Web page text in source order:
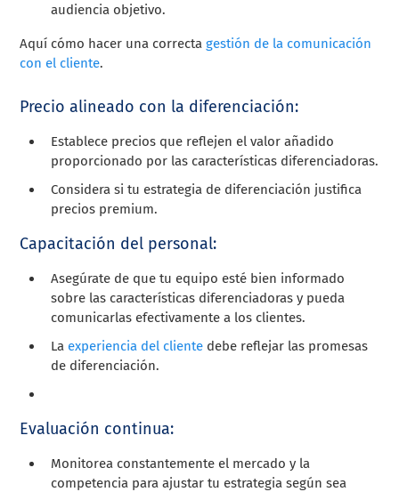
audiencia objetivo.
Aquí cómo hacer una correctagestión de la comunicación
con el cliente.
Precio alineado con la diferenciación:
Establece precios que reflejen el valor añadido
proporcionado por las características diferenciadoras.
Considera si tu estrategia de diferenciación justifica
precios premium.
Capacitación del personal:
Asegúrate de que tu equipo esté bien informado
sobre las características diferenciadoras y pueda
comunicarlas efectivamente a los clientes.
La experiencia del cliente debe reflejar las promesas
de diferenciación.
Evaluación continua:
Monitorea constantemente el mercado y la
competencia para ajustar tu estrategia según sea